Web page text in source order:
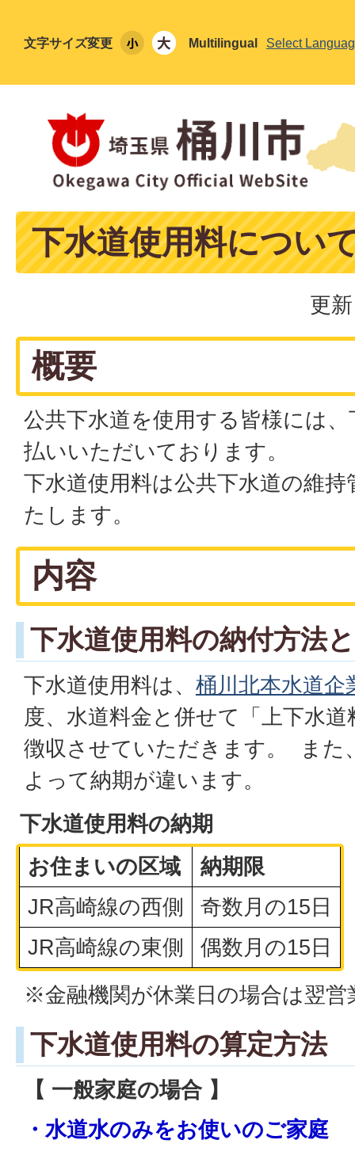
文字サイズ変更 Multilingual Select
下水道使用料につい
更
概要
公共下水道を使用する皆様には
払いいただいております。
下水道使用料は公共下水道の維
たします。
内容
下水道使用料の納付方法
下水道使用料は、 桶川北本水道企
度、水道料金と併せて「上下水
徴収させていただきます。 また
よって納期が違います。
下水道使用料の納期
お住まいの区域
納期限
JR高崎線の西側
奇数月の15日
JR高崎線の東側
偶数月の15日
※金融機関が休業日の場合は翌
下水道使用料の算定方法
【 一般家庭の場合 】
・水道水のみをお使いのご家庭